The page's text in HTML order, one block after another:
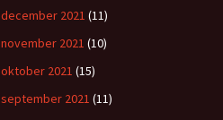
december 2021 (11)
november 2021 (10)
oktober 2021 (15)
september 2021 (11)